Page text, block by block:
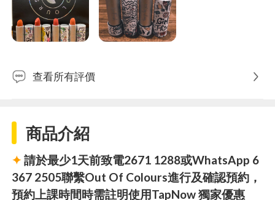
查看所有評價
商品介紹
✦ 請於最少1天前致電2671 1288或WhatsApp 6
367 2505聯繫Out Of Colours進行及確認預約，
預約上課時間時需註明使用TapNow 獨家優惠